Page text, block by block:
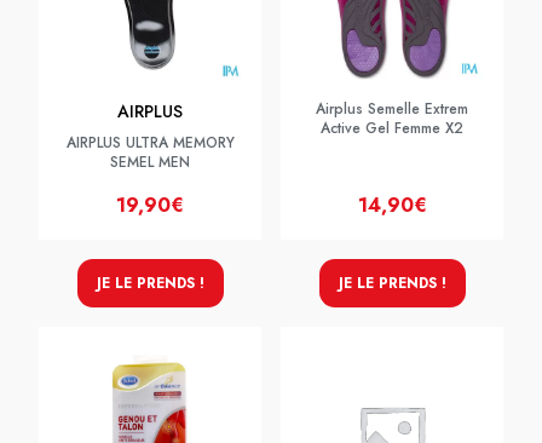
AIRPLUS
AIRPLUS ULTRA MEMORY
SEMEL MEN
19,90€
JE LE PRENDS !
Airplus Semelle Extrem
Active Gel Femme X2
14,90€
JE LE PRENDS !